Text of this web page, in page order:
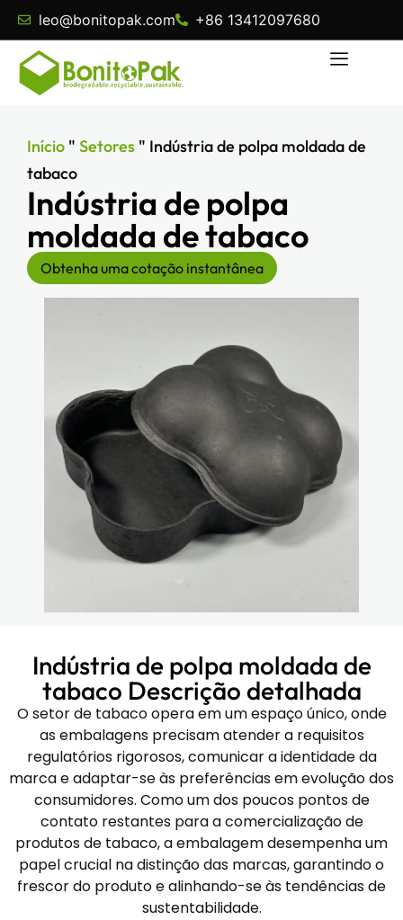
leo@bonitopak.com +86 13412097680
Início " Setores " Indústria de polpa moldada de
tabaco
Indústria de polpa
moldada de tabaco
Obtenha uma cotação instantânea
Indústria de polpa moldada de
tabaco Descrição detalhada
O setor de tabaco opera em um espaço único, onde
as embalagens precisam atender a requisitos
regulatórios rigorosos, comunicar a identidade da
marca e adaptar-se às preferências em evolução dos
consumidores. Como um dos poucos pontos de
contato restantes para a comercialização de
produtos de tabaco, a embalagem desempenha um
papel crucial na distinção das marcas, garantindo o
frescor do produto e alinhando-se às tendências de
sustentabilidade.